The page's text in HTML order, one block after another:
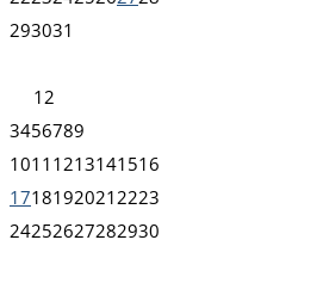
293031
1 2
3456789
1011 1213141516
1718192021 2223
24252627282930